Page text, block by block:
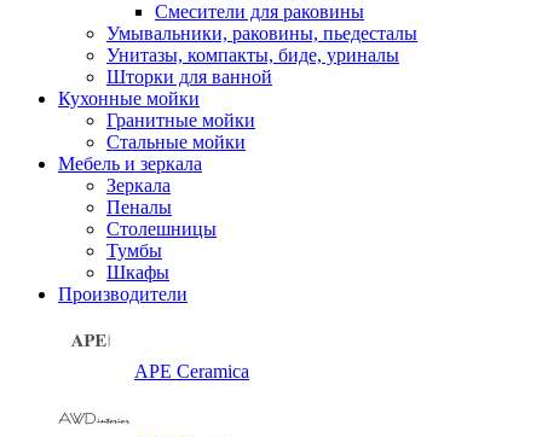
Смесители для раковины
Умывальники, раковины, пьедесталы
Унитазы, компакты, биде, уриналы
Шторки для ванной
Кухонные мойки
Гранитные мойки
Стальные мойки
Мебель и зеркала
Зеркала
Пеналы
Столешницы
Тумбы
Шкафы
Производители
APE Ceramica